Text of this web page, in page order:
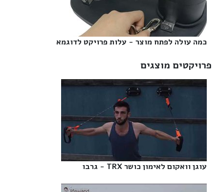
כמה עולה לפתח מוצר - עלות פרויקט לדוגמא‎
פרויקטים מוצגים
עוגן וואקום לאימון כושר TRX - גרבו‎